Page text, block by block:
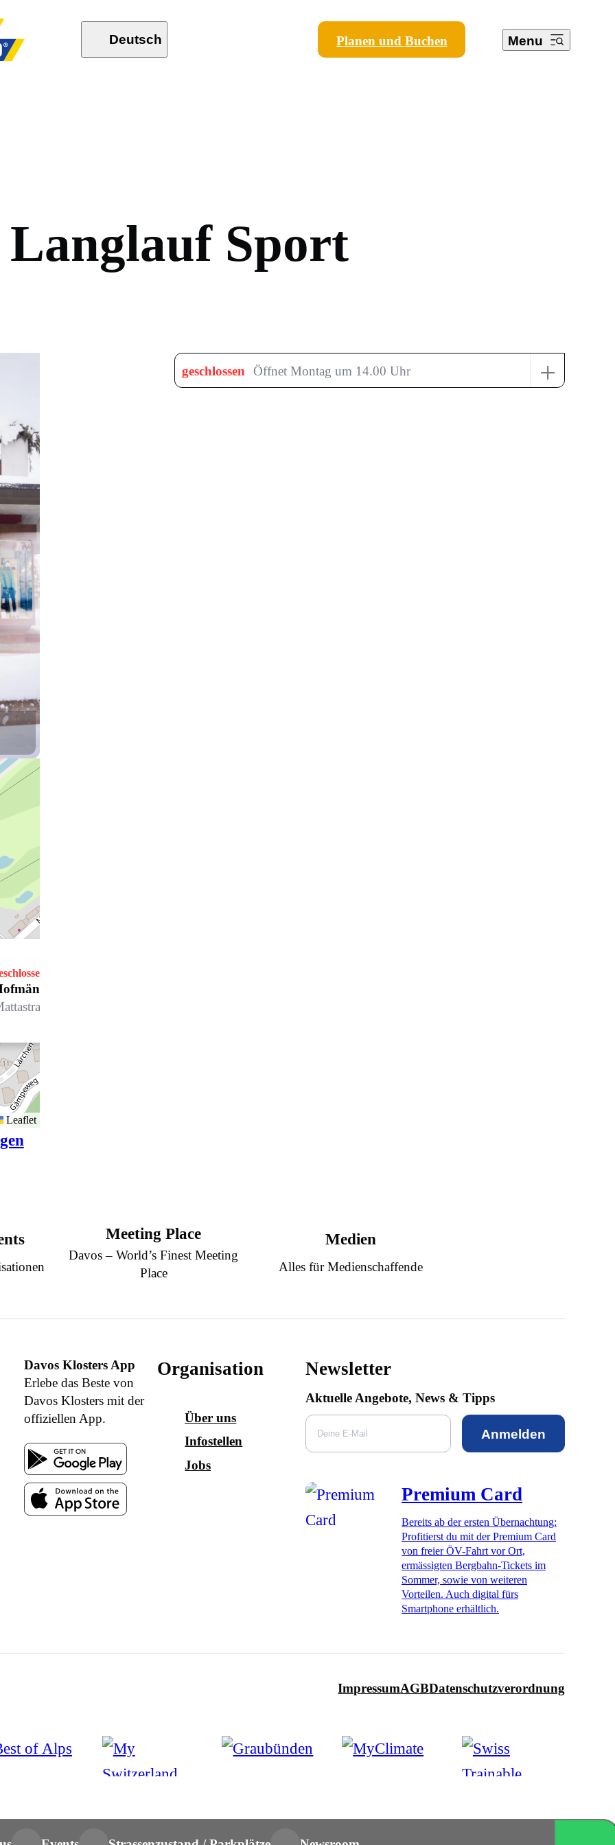
Deutsch Planen und Buchen Menu
Langlauf Sport
Langlauf Sport
7, 7270 Davos Platz
Leaflet
geschlossen Öffnet Montag um 14.00 Uhr +
Meeting Place
Davos – World’s Finest Meeting
Place
Medien
Alles für Medienschaffende
Davos Klosters App
Erlebe das Beste von
Davos Klosters mit der
offiziellen App.
Organisation
Über uns
Infostellen
Jobs
Newsletter
Aktuelle Angebote, News & Tipps
Anmelden
Premium Card
Bereits ab der ersten Übernachtung:
Profitierst du mit der Premium Card
von freier ÖV-Fahrt vor Ort,
ermässigten Bergbahn-Tickets im
Sommer, sowie von weiteren
Vorteilen. Auch digital fürs
Smartphone erhältlich.
ImpressumAGBDatenschutzverordnung